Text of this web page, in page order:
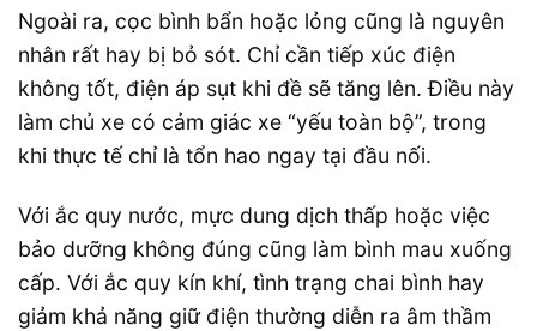
Ngoài ra, cọc bình bẩn hoặc lỏng cũng là nguyên
nhân rất hay bị bỏ sót. Chỉ cần tiếp xúc điện
không tốt, điện áp sụt khi đề sẽ tăng lên. Điều này
làm chủ xe có cảm giác xe “yếu toàn bộ”, trong
khi thực tế chỉ là tổn hao ngay tại đầu nối.
Với ắc quy nước, mực dung dịch thấp hoặc việc
bảo dưỡng không đúng cũng làm bình mau xuống
cấp. Với ắc quy kín khí, tình trạng chai bình hay
giảm khả năng giữ điện thường diễn ra âm thầm